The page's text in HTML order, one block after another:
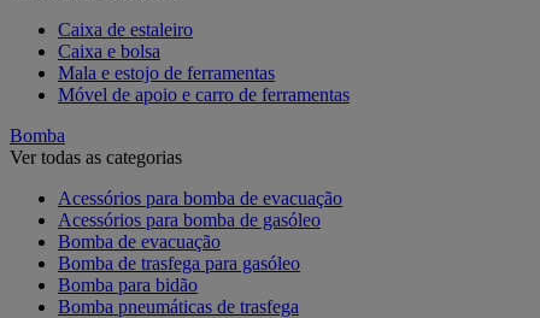
Caixa de estaleiro
Caixa e bolsa
Mala e estojo de ferramentas
Móvel de apoio e carro de ferramentas
Bomba
Ver todas as categorias
Acessórios para bomba de evacuação
Acessórios para bomba de gasóleo
Bomba de evacuação
Bomba de trasfega para gasóleo
Bomba para bidão
Bomba pneumáticas de trasfega